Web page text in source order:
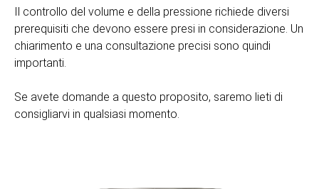
Il controllo del volume e della pressione richiede diversi
prerequisiti che devono essere presi in considerazione. Un
chiarimento e una consultazione precisi sono quindi
importanti.
Se avete domande a questo proposito, saremo lieti di
consigliarvi in qualsiasi momento.